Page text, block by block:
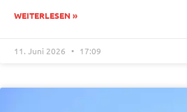
WEITERLESEN »
11. Juni 2026 17:09